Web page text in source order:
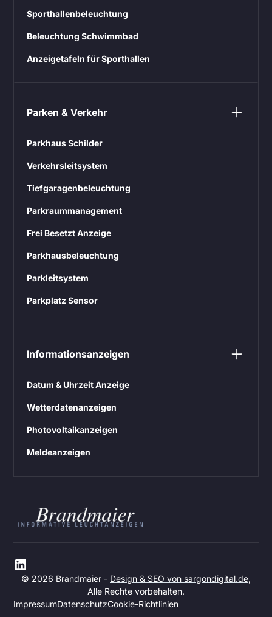
Sporthallenbeleuchtung
Beleuchtung Schwimmbad
Anzeigetafeln für Sporthallen
Parken & Verkehr
Parkhaus Schilder
Verkehrsleitsystem
Tiefgaragenbeleuchtung
Parkraummanagement
Frei Besetzt Anzeige
Parkhausbeleuchtung
Parkleitsystem
Parkplatz Sensor
Informationsanzeigen
Datum & Uhrzeit Anzeige
Wetterdatenanzeigen
Photovoltaikanzeigen
Meldeanzeigen
© 2026 Brandmaier - Design & SEO von sargondigital.de,
Alle Rechte vorbehalten.
ImpressumDatenschutzCookie-Richtlinien